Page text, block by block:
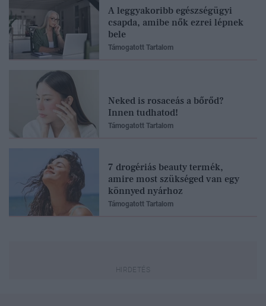
A leggyakoribb egészségügyi
csapda, amibe nők ezrei lépnek
bele
Támogatott Tartalom
Neked is rosaceás a bőrőd?
Innen tudhatod!
Támogatott Tartalom
7 drogériás beauty termék,
amire most szükséged van egy
könnyed nyárhoz
Támogatott Tartalom